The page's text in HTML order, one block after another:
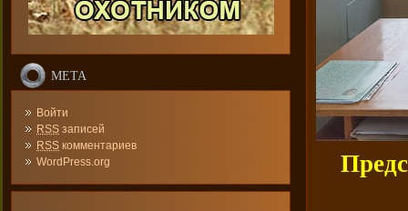
МЕТА
Войти
RSS записей
RSS комментариев
WordPress.org